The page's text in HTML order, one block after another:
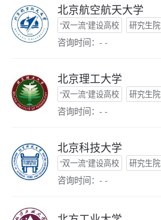
北京航空航天大学
“双一流”建设高校 研究生院
咨询时间：- -
北京理工大学
“双一流”建设高校 研究生院
咨询时间：- -
北京科技大学
“双一流”建设高校 研究生院
咨询时间：- -